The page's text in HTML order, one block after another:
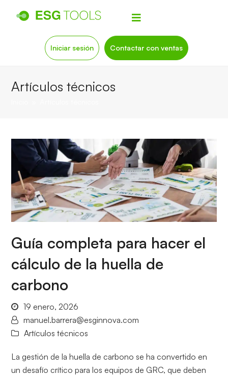
Iniciar sesión Contactar con ventas
Artículos técnicos
Guía completa para hacer el
cálculo de la huella de
carbono
19 enero, 2026
manuel.barrera@esginnova.com
Artículos técnicos
La gestión de la huella de carbono se ha convertido en
un desafío crítico para los equipos de GRC, que deben